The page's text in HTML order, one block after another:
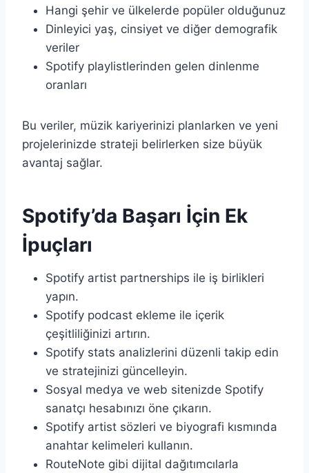
Hangi şehir ve ülkelerde popüler olduğunuz
Dinleyici yaş, cinsiyet ve diğer demografik
veriler
Spotify playlistlerinden gelen dinlenme
oranları
Bu veriler, müzik kariyerinizi planlarken ve yeni
projelerinizde strateji belirlerken size büyük
avantaj sağlar.
Spotify’da Başarı İçin Ek
İpuçları
Spotify artist partnerships ile iş birlikleri
yapın.
Spotify podcast ekleme ile içerik
çeşitliliğinizi artırın.
Spotify stats analizlerini düzenli takip edin
ve stratejinizi güncelleyin.
Sosyal medya ve web sitenizde Spotify
sanatçı hesabınızı öne çıkarın.
Spotify artist sözleri ve biyografi kısmında
anahtar kelimeleri kullanın.
RouteNote gibi dijital dağıtımcılarla